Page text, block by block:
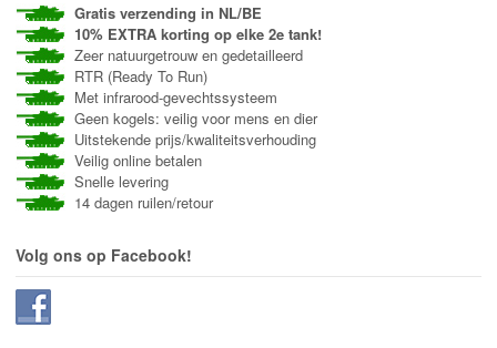
Gratis verzending in NL/BE
10% EXTRA korting op elke 2e tank!
Zeer natuurgetrouw en gedetailleerd
RTR (Ready To Run)
Met infrarood-gevechtssysteem
Geen kogels: veilig voor mens en dier
Uitstekende prijs/kwaliteitsverhouding
Veilig online betalen
Snelle levering
14 dagen ruilen/retour
Volg ons op Facebook!